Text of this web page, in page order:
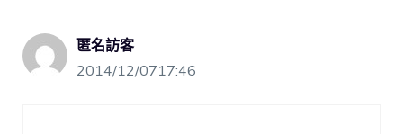
匿名訪客
2014/12/0717:46